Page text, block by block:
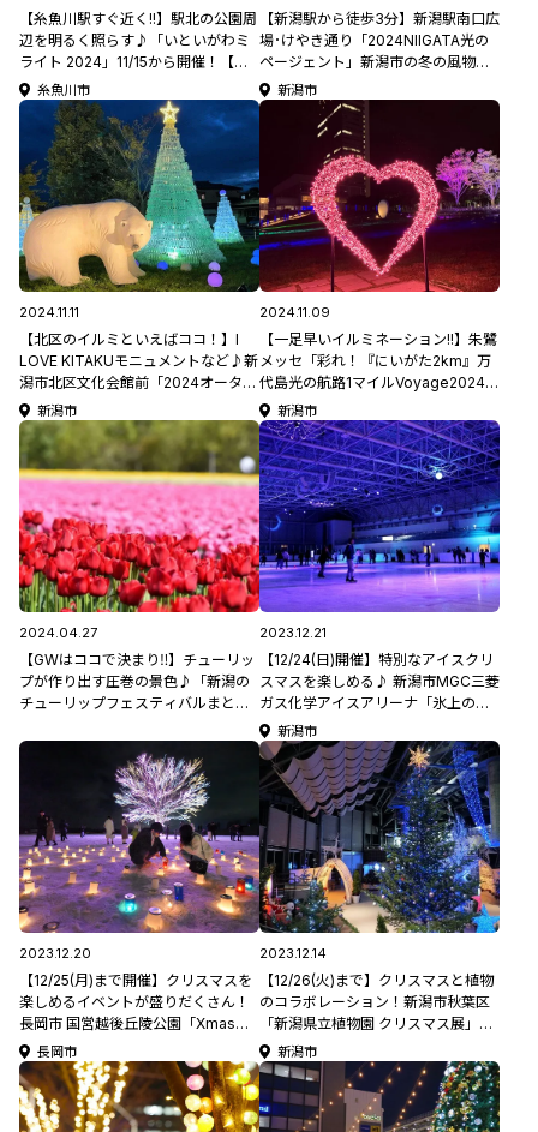
【糸魚川駅すぐ近く!!】駅北の公園周
辺を明るく照らす♪「いといがわミ
ライト 2024」11/15から開催！【新
潟県イルミネーション特集2024-
2025】
糸魚川市
【新潟駅から徒歩3分】新潟駅南口広
場･けやき通り「2024NIIGATA光の
ページェント」新潟市の冬の風物詩
♪ 今年は一足早く11/15(金)から開催
【新潟県イルミネーション特集
2024-2025】
新潟市
2024.11.11
【北区のイルミといえばココ！】I
LOVE KITAKUモニュメントなど♪新
潟市北区文化会館前「2024オータム
イルミネーション」12/31まで開催！
【新潟県イルミネーション特集
2024-2025】
新潟市
2024.11.09
【一足早いイルミネーション!!】朱鷺
メッセ「彩れ！『にいがた2km』万
代島光の航路1マイルVoyage2024」
ブルーの光と音で信濃川沿いを彩る
♪12/8(日)まで開催【新潟県イルミネ
ーション特集2024】
新潟市
2024.04.27
【GWはココで決まり‼】チューリッ
プが作り出す圧巻の景色♪「新潟の
チューリップフェスティバルまとめ3
2023.12.21
【12/24(日)開催】特別なアイスクリ
スマスを楽しめる♪ 新潟市MGC三菱
ガス化学アイスアリーナ「氷上のク
リスマスイルミネーション」【新潟
県イルミネーション特集2023】
新潟市
2023.12.20
【12/25(月)まで開催】クリスマスを
楽しめるイベントが盛りだくさん！
長岡市 国営越後丘陵公園「Xmasイ
ルミネーション」【新潟県イルミネ
ーション特集2023】
長岡市
2023.12.14
【12/26(火)まで】クリスマスと植物
のコラボレーション！新潟市秋葉区
「新潟県立植物園 クリスマス展」
【新潟県イルミネーション特集
2023】
新潟市